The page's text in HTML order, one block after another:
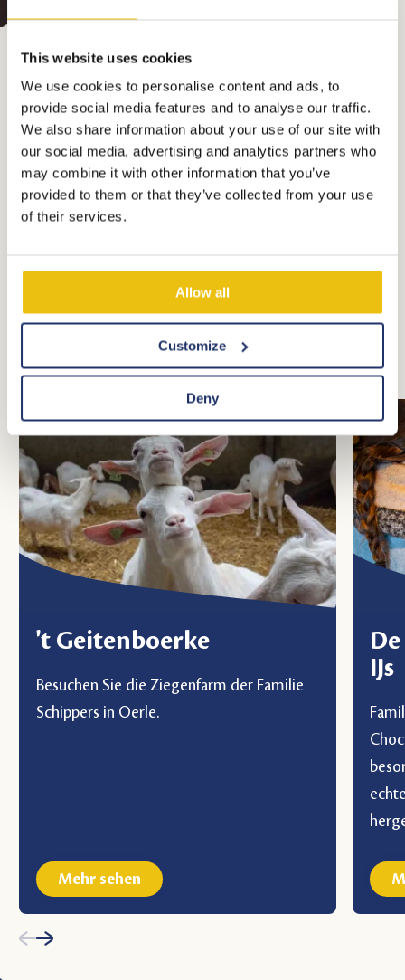
This website uses cookies
We use cookies to personalise content and ads, to
provide social media features and to analyse our traffic.
We also share information about your use of our site with
our social media, advertising and analytics partners who
may combine it with other information that you’ve
provided to them or that they’ve collected from your use
of their services.
Allow all
Customize
Deny
Auch Sie werden es lieben!
TerSpegelt liegt in einer pulsierenden Umgebung,
in der es jede Menge zu erleben gibt. Für Jung und
Alt gibt es eine Menge zu tun. Möchten Sie mehr
Zurück zur Übersicht
't Geitenboerke
Besuchen Sie die Ziegenfarm der Familie
Schippers in Oerle.
Mehr sehen
IJs